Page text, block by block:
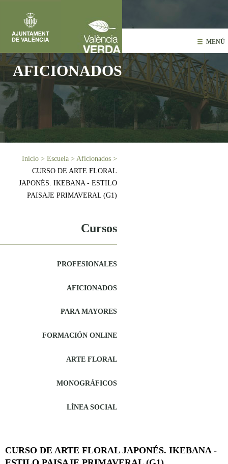
MENÚ
AFICIONADOS
Usted está aquí
Inicio > Escuela > Aficionados >
CURSO DE ARTE FLORAL
JAPONÉS. IKEBANA - ESTILO
PAISAJE PRIMAVERAL (G1)
Cursos
PROFESIONALES
AFICIONADOS
PARA MAYORES
FORMACIÓN ONLINE
ARTE FLORAL
MONOGRÁFICOS
LÍNEA SOCIAL
CURSO DE ARTE FLORAL JAPONÉS. IKEBANA -